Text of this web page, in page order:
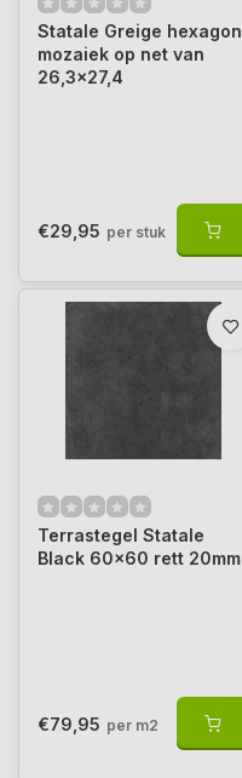
Statale Greige hexagon
mozaiek op net van
26,3x27,4
€29,95 per stuk
Terrastegel Statale
Black 60x60 rett 20mm
€79,95 per m2